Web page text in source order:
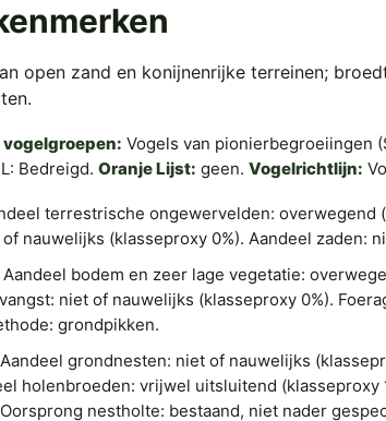
open zand en konijnenrijke terreinen;
Vogels van pionierbegroeiingen
Bedreigd. Oranje Lijst: geen. Vogelrichtlijn:
terrestrische ongewervelden: overwegend
nauwelijks (klasseproxy 0%). Aandeel zaden:
Aandeel bodem en zeer lage vegetatie:
niet of nauwelijks (klasseproxy 0%).
grondpikken.
Aandeel grondnesten: niet of nauwelijks
holenbroeden: vrijwel uitsluitend (klasseproxy
nestholte: bestaand, niet nader